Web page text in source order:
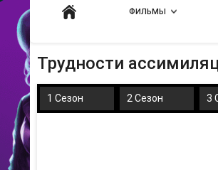
ФИЛЬМЫ
Трудности
1 Сезон 2 Сезон 3